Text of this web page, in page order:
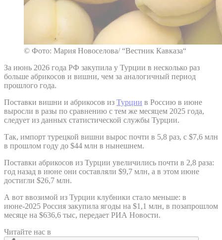
© Фото: Мария Новоселова/ “Вестник Кавказа“
За июнь 2026 года РФ закупила у Турции в несколько раз
больше абрикосов и вишни, чем за аналогичный период
прошлого года.
Поставки вишни и абрикосов из Турции в Россию в июне
выросли в разы по сравнению с тем же месяцем 2025 года,
следует из данных статистической службы Турции.
Так, импорт турецкой вишни вырос почти в 5,8 раз, с $7,6 млн
в прошлом году до $44 млн в нынешнем.
Поставки абрикосов из Турции увеличились почти в 2,8 раза:
год назад в июне они составляли $9,7 млн, а в этом июне
достигли $26,7 млн.
А вот ввозимой из Турции клубники стало меньше: в
июне-2025 Россия закупила ягоды на $1,1 млн, в позапрошлом
месяце на $636,6 тыс, передает РИА Новости.
Читайте нас в